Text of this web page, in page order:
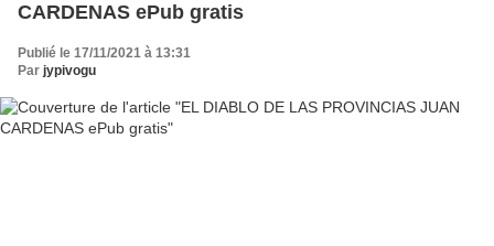
CARDENAS ePub gratis
Publié le 17/11/2021 à 13:31
Par jypivogu